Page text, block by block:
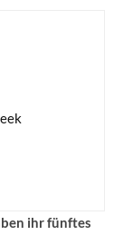
ihr fünftes